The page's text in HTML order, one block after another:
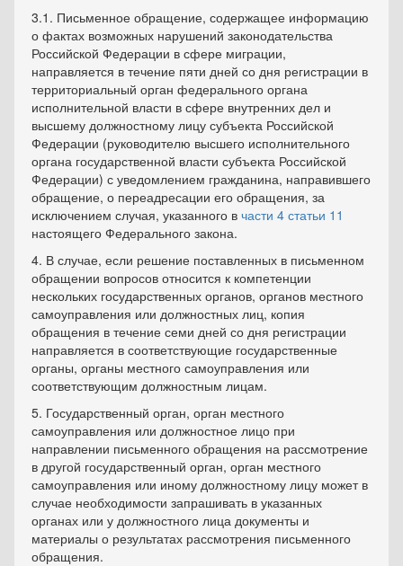
3.1. Письменное обращение, содержащее информацию
о фактах возможных нарушений законодательства
Российской Федерации в сфере миграции,
направляется в течение пяти дней со дня регистрации в
территориальный орган федерального органа
исполнительной власти в сфере внутренних дел и
высшему должностному лицу субъекта Российской
Федерации (руководителю высшего исполнительного
органа государственной власти субъекта Российской
Федерации) с уведомлением гражданина, направившего
обращение, о переадресации его обращения, за
исключением случая, указанного в части 4 статьи 11
настоящего Федерального закона.
4. В случае, если решение поставленных в письменном
обращении вопросов относится к компетенции
нескольких государственных органов, органов местного
самоуправления или должностных лиц, копия
обращения в течение семи дней со дня регистрации
направляется в соответствующие государственные
органы, органы местного самоуправления или
соответствующим должностным лицам.
5. Государственный орган, орган местного
самоуправления или должностное лицо при
направлении письменного обращения на рассмотрение
в другой государственный орган, орган местного
самоуправления или иному должностному лицу может в
случае необходимости запрашивать в указанных
органах или у должностного лица документы и
материалы о результатах рассмотрения письменного
обращения.